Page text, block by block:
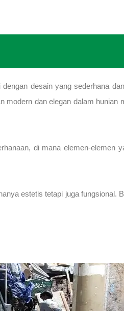
desain yang sederhana
dan elegan dalam
di mana elemen-elemen
estetis tetapi juga